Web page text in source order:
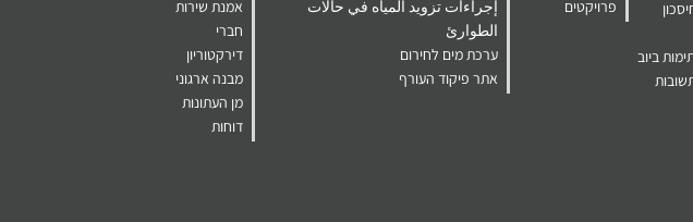
ביוב
פרויקטים
إجراءات تزويد المياه في حالات
الطوارئ
ערכת מים לחירום
אתר פיקוד העורף
אמנת שירות
חברי
דירקטוריון
מבנה ארגוני
מן העתונות
דוחות